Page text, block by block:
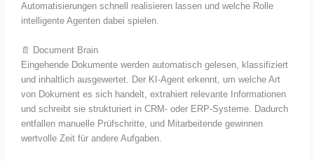
Automatisierungen schnell realisieren lassen und welche Rolle
intelligente Agenten dabei spielen.
📄 Document Brain
Eingehende Dokumente werden automatisch gelesen, klassifiziert
und inhaltlich ausgewertet. Der KI-Agent erkennt, um welche Art
von Dokument es sich handelt, extrahiert relevante Informationen
und schreibt sie strukturiert in CRM- oder ERP-Systeme. Dadurch
entfallen manuelle Prüfschritte, und Mitarbeitende gewinnen
wertvolle Zeit für andere Aufgaben.